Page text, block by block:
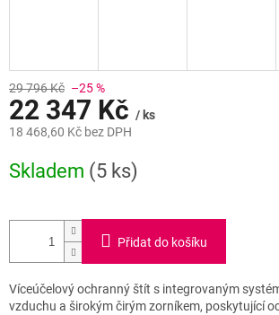
29 796 Kč –25 %
22 347 Kč / ks
18 468,60 Kč bez DPH
cena:
Skladem (5 ks)
Přidat do košíku
Víceúčelový ochranný štít s integrovaným
vzduchu a širokým čirým zorníkem, poskytující